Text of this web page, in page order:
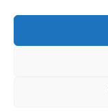
Legal Terms